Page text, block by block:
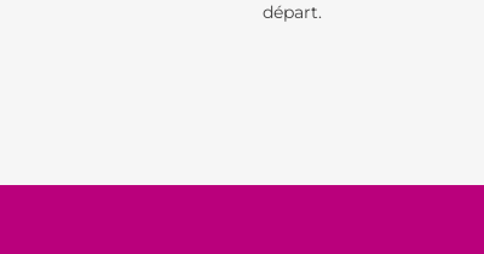
départ.